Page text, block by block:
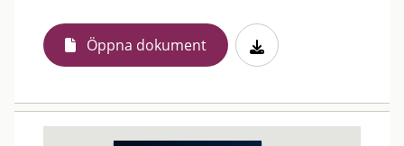
Öppna dokument